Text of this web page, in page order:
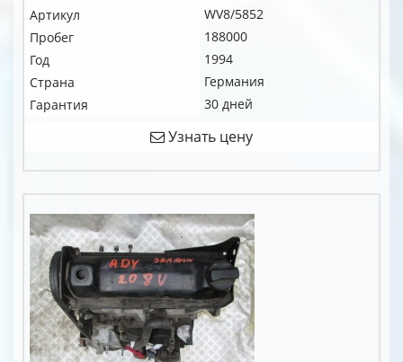
Артикул
WV8/5852
Пробег
188000
Год
1994
Страна
Германия
Гарантия
30 дней
Узнать цену